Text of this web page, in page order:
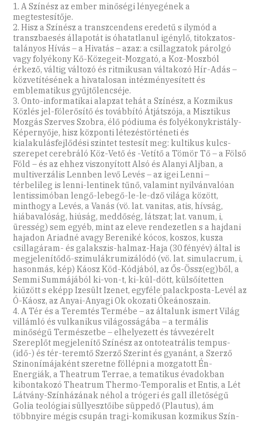
1. A Színész az ember minőségi lényegének a
megtestesítője.
2. Hisz a Színész a transzcendens eredetű s ilymód a
transzbaesés állapotát is óhatatlanul igénylő, titokzatos-
talányos Hívás – a Hivatás – azaz: a csillagzatok párolgó
vagy folyékony Kő-Közegeit-Mozgató, a Koz-Moszból
érkező, váltig változó és ritmikusan váltakozó Hír-Adás –
közvetítésének a hivatalosan intézményesített és
emblematikus gyűjtőlencséje.
3. Onto-informatikai alapzat tehát a Színész, a Kozmikus
Közlés jel-fölerősítő és továbbító Átjátszója, a Misztikus
Mozgás Szerves Szobra, élő pódiuma és folyékonykristály-
Képernyője, hisz központi létezéstörténeti és
kialakulásfejlődési szintet testesít meg: kultikus kulcs-
szerepet cerebráló Köz-Vető és -Vetítő a Tömör Tő – a Fölső
Föld – és az ehhez viszonyított Alsó és Alanyi Aljban, a
multiverzális Lennben levő Levés – az igei Lenni –
térbelileg is lenni-lentinek tűnő, valamint nyilvánvalóan
lentissimóban lengő-lebegő-le-le-dző világa között,
minthogy a Levés, a Vanás (vö. lat. vanitas, atis, hívság,
hiábavalóság, hiúság, meddőség, látszat; lat. vanum, i,
üresség) sem egyéb, mint az eleve rendezetlen s a hajdani
hajadon Ariadné avagy Bereniké kócos, koszos, kusza
csillagáram- és galakszis-halmaz-Haja (30 fényév) által is
megjelenítődő-szimulákrumizálódó (vö. lat. simulacrum, i,
hasonmás, kép) Káosz Köd-Kódjából, az Ős-Össz(eg)ből, a
Semmi Summájából ki-von-t, ki-kül-dött, külsőítetten
kiűzött s eképp Izesült Izenet, egyféle palackposta-Levél az
Ó-Káosz, az Anyai-Anyagi Ok okozati Ókeánoszain.
4. A Tér és a Teremtés Termébe – az általunk ismert Világ
villámló és vulkanikus világosságába – a termális
minőségű Természetbe – elhelyezett és távvezérelt
Szereplőt megjelenítő Színész az ontoteatrális tempus-
(idő-) és tér-teremtő Szerző Szerint és gyanánt, a Szerző
Szinonímájaként szeretne föllépni a mozgatott Én-
Energiák, a Theatrum Terrae, a tematikus évadokban
kibontakozó Theatrum Thermo-Temporalis et Entis, a Lét
Látvány-Színházának néhol a trógeri és gall illetőségű
Golia teológiai süllyesztőibe süppedő (Plautus), ám
többnyire mégis csupán tragi-komikusan kozmikus Szín-